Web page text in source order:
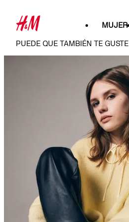
MUJER
PUEDE QUE TAMBIÉN TE GUSTE